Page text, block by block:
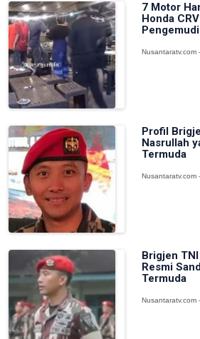
7 Motor
Honda
Nusantaratv.com
Profil
Nasrullah
Termuda
Nusantaratv.com
Brigjen
Resmi
Termuda
Nusantaratv.com